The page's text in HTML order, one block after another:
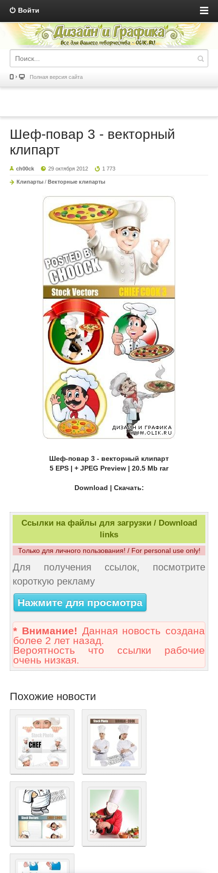
Войти
Полная версия сайта
Шеф-повар 3 - векторный
клипарт
ch00ck 29 октября 2012 1 773
Клипарты / Векторные клипарты
Шеф-повар 3 - векторный клипарт
5 EPS | + JPEG Preview | 20.5 Mb rar
Download | Скачать:
Ссылки на файлы для загрузки / Download
links
Только для личного пользования! / For personal use only!
Для получения ссылок, посмотрите
короткую рекламу
Нажмите для просмотра
* Внимание! Данная новость создана
более 2 лет назад.
Вероятность что ссылки рабочие
очень низкая.
Похожие новости